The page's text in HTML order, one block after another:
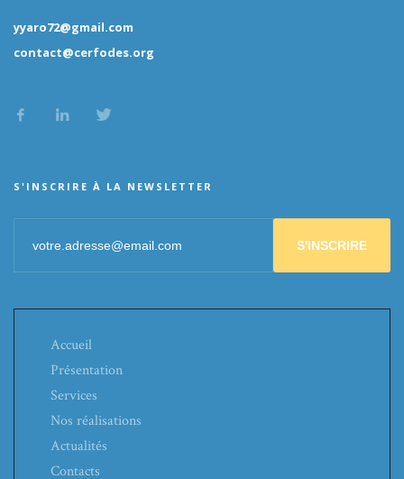
yyaro72@gmail.com
contact@cerfodes.org
S'INSCRIRE À LA NEWSLETTER
S'INSCRIRE
Accueil
Présentation
Services
Nos réalisations
Actualités
Contacts